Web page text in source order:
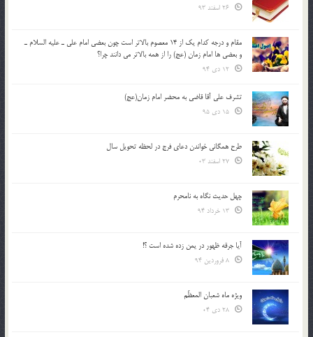
مقام و درجه كدام يك از 14 معصوم بالاتر است چون بعضي امام علي ـ عليه السلام ـ
و بعضي ها امام زمان (عج) را از همه بالاتر مي دانند چرا؟
تشرف علي آقا قاضي به محضر امام زمان(عج)
طرح همگانی خواندن دعای فرج در لحظه تحویل سال
چهل حدیث نگاه به نامحرم
آیا جرقه ظهور در یمن زده شده است ؟!
ویژه ماه شعبان المعظّم